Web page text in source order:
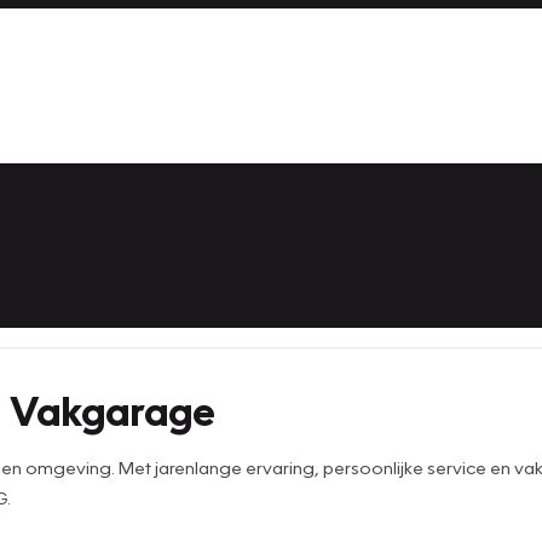
omgeving. Met jarenlange ervaring, persoonlijke service en